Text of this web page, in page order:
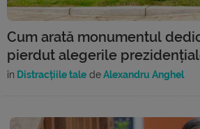
Cum arată monumentul
pierdut alegerile
în Distracțiile tale deAlexandru Anghel